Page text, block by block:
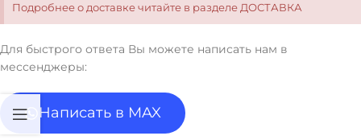
Подробнее о доставке читайте в разделе ДОСТАВКА
Для быстрого ответа Вы можете написать нам в
мессенджеры:
Написать в MAX